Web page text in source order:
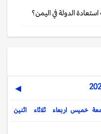
الدولة في اليمن؟
▶
اثنين ثلاثاء اربعاء خميس